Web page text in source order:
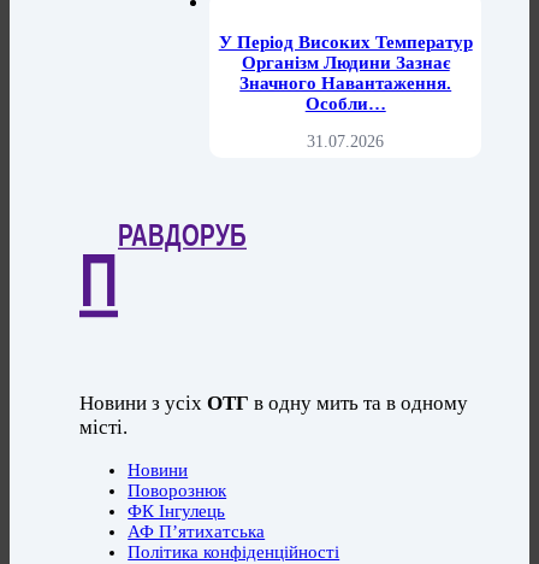
У Період Високих Температур
Організм Людини Зазнає
Значного Навантаження.
Особли…
31.07.2026
П
РАВДОРУБ
Новини з усіхОТГ в одну мить та в одному
місті.
Новини
Поворознюк
ФК Інгулець
АФ П’ятихатська
Політика конфіденційності